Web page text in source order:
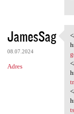
JamesSag
08.07.2024
Adres